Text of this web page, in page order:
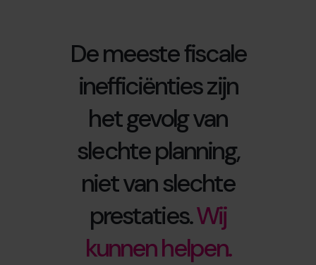
De meeste fiscale
inefficiënties zijn
het gevolg van
slechte planning,
niet van slechte
prestaties.Wij
kunnen helpen.